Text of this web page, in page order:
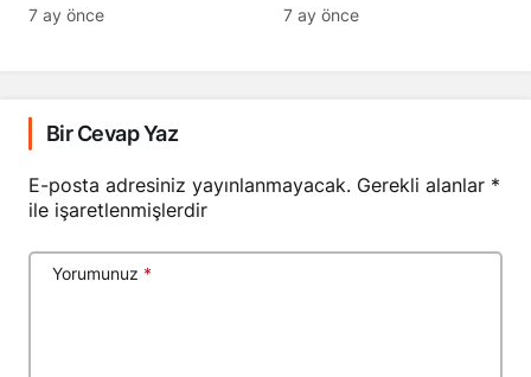
7 ay önce
Geçti
7 ay önce
Bir Cevap Yaz
E-posta adresiniz yayınlanmayacak. Gerekli alanlar *
ile işaretlenmişlerdir
Yorumunuz *